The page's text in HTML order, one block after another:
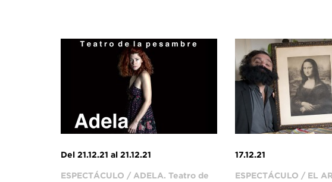
Del 21.12.21 al 21.12.21
ESPECTÁCULO / ADELA. Teatro de
17.12.21
ESPECTÁCULO / EL